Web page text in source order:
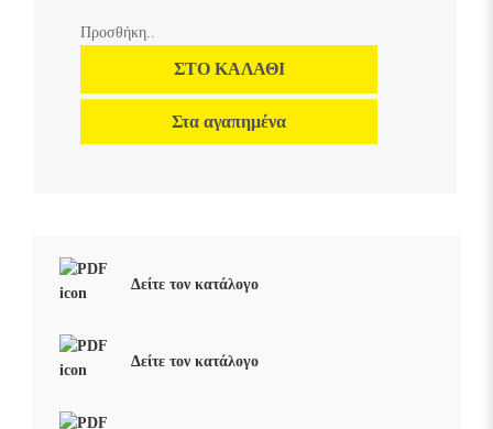
Προσθήκη..
ΣΤΟ ΚΑΛΆΘΙ
Στα αγαπημένα
Δείτε τον κατάλογο
Δείτε τον κατάλογο